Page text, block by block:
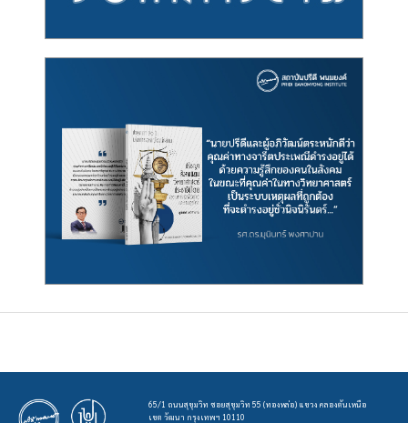
65/1 ถนนสุขุมวิท ซอยสุขุมวิท 55 (ทองหล่อ) แขวง คลองตันเหนือ
เขต วัฒนา กรุงเทพฯ 10110